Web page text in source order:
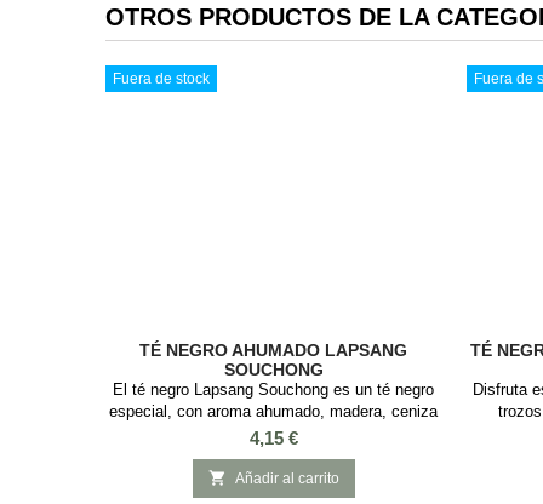
OTROS PRODUCTOS DE LA
Fuera de stock
TÉ NEGRO AHUMADO LAPSANG
SOUCHONG
El té negro Lapsang Souchong es un té negro
especial, con aroma ahumado, madera, ceniza
y un cuerpo medio con gran complejidad. El Té
Negro Ahumado Lapsang Souchong es una
infusión única, famosa por su intenso sabor
ahumado. Originario de China, este té negro se
Precio
4,15 €
 Añadir al carrito
Fuera de
TÉ
Disfruta